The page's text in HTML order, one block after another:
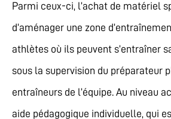
Parmi ceux-ci, l’achat de matériel
d’aménager une zone
athlètes où ils peuvent s’entraîner
sous la supervision du préparateur
entraîneurs de l’équipe. Au niveau
aide pédagogique individuelle, qui